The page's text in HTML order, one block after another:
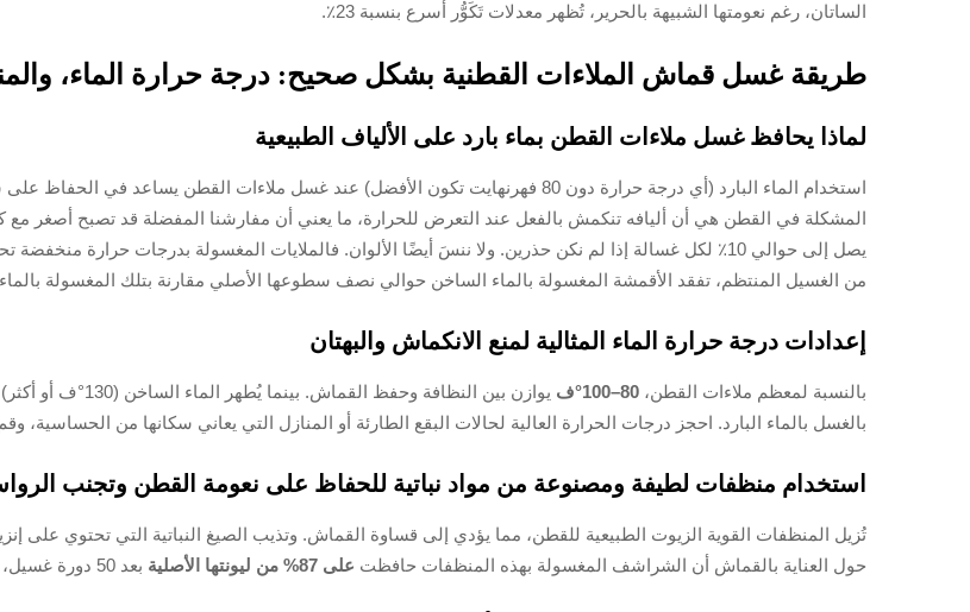
الساتان، رغم نعومتها الشبيهة بالحرير، تُظهر معدلات تَكَوُّر أسرع بنسبة 23٪.
طريقة غسل قماش الملاءات القطنية بشكل صحيح: درجة حرارة الماء،
لماذا يحافظ غسل ملاءات القطن بماء بارد على الألياف الطبيعية
استخدام الماء البارد (أي درجة حرارة دون 80 فهرنهايت تكون الأفضل) عند غسل ملاءات القطن
المشكلة في القطن هي أن أليافه تنكمش بالفعل عند التعرض للحرارة، ما يعني أن مفارشنا المفضلة قد تصبح أصغر
يصل إلى حوالي 10٪ لكل غسالة إذا لم نكن حذرين. ولا ننسَ أيضًا الألوان. فالملايات المغسولة بدرجات حرارة
من الغسيل المنتظم، تفقد الأقمشة المغسولة بالماء الساخن حوالي نصف سطوعها الأصلي مقارنة بتلك المغسولة بالماء
إعدادات درجة حرارة الماء المثالية لمنع الانكماش والبهتان
بالنسبة لمعظم ملاءات القطن، 80–100°ف
بالغسل بالماء البارد. احجز درجات الحرارة العالية لحالات البقع الطارئة أو المنازل التي يعاني سكانها من
استخدام منظفات لطيفة ومصنوعة من مواد نباتية للحفاظ على نعومة القطن وتجنب
حول العناية بالقماش أن الشراشف المغسولة بهذه المنظفات حافظت على 87% من ليونتها الأصلية بعد 50 دورة غسيل، متفوقةً على الخيارات التقليدية بنسبة 34%.